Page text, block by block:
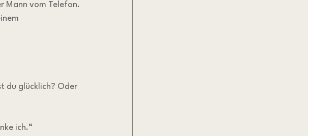
Mann vom Telefon.
du glücklich? Oder
ich.“